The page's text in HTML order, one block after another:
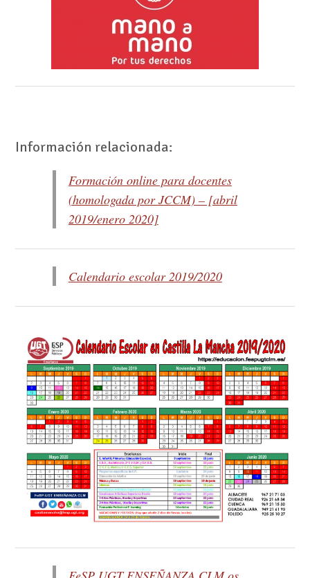
Información relacionada:
Formación online para docentes
(homologada por JCCM) – [abril
2019/enero 2020]
Calendario escolar 2019/2020